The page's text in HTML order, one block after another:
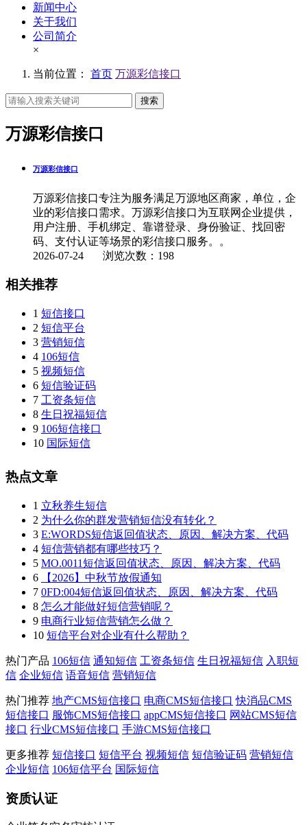
新闻中心
关于我们
公司简介
×
当前位置： 首页 万源彩信接口
搜索
万源彩信接口
万源彩信接口
万源彩信接口专注为服务满足万源地区商家，单位，企
业的彩信接口需求。万源彩信接口为互联网企业提供，
用户注册、手机绑定、靠谱登录、身份验证、找回密
码、支付认证等场景的彩信接口服务。。
2026-07-24 浏览次数：198
相关推荐
1 短信接口
2 短信平台
3 营销短信
4 106短信
5 视频短信
6 短信验证码
7 工资条短信
8 生日祝福短信
9 106短信接口
10 国际短信
热点文章
1 立秋养生短信
2 为什么你的群发营销短信没有转化？
3 E:WORDS短信返回值状态、原因、解决方案、代码
4 短信营销都有哪些技巧？
5 MO.0011短信返回值状态、原因、解决方案、代码
6
【2026】中秋节放假通知
7 0FD:004短信返回值状态、原因、解决方案、代码
8 怎么才能做好短信营销呢？
9 电商行业短信营销怎么做？
10 短信平台对企业有什么帮助？
热门产品 106短信 通知短信 工资条短信 生日祝福短信 入职短
信 企业短信 语音短信 营销短信
热门推荐 地产CMS短信接口 电商CMS短信接口 快消品CMS
短信接口 服饰CMS短信接口 appCMS短信接口 网站CMS短信
接口 行业CMS短信接口 手游CMS短信接口
更多推荐 短信接口 短信平台 视频短信 短信验证码 营销短信
企业短信 106短信平台 国际短信
资质认证